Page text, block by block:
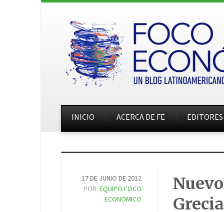
INICIO ACERCA DE FE EDITORES
17 DE JUNIO DE 2012
POR:EQUIPO FOCO
ECONÓMICO